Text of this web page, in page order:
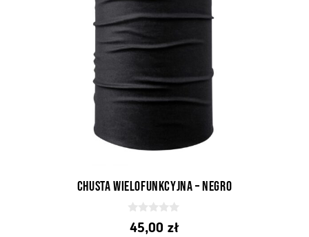
Chusta wielofunkcyjna – Negro
0
z45,00 zł